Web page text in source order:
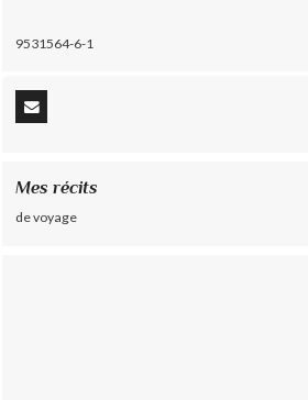
9531564-6-1
Mes récits
de voyage